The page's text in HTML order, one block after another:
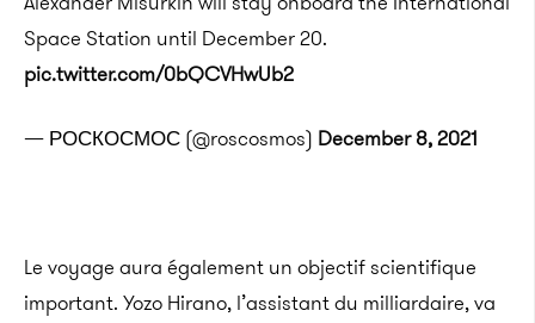
Space Station until December 20.
pic.twitter.com/0bQCVHwUb2
— РОСКОСМОС (@roscosmos) December 8, 2021
Le voyage aura également un objectif scientifique
important. Yozo Hirano, l’assistant du milliardaire, va